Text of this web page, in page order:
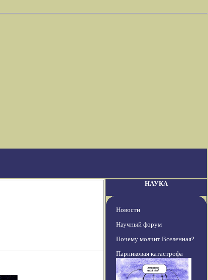
НАУКА
Новости
Научный форум
Почему молчит Вселенная?
Парниковая катастрофа